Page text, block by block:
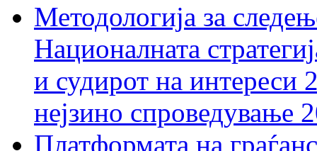
Методологија за
Националната
и судирот на интереси
нејзино спроведување
Платформата на